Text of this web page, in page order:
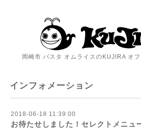
岡崎市 パスタ オムライスのKUJIRA オ
インフォメーション
2018-06-18 11:39:00
お待たせしました！セレクトメニュ